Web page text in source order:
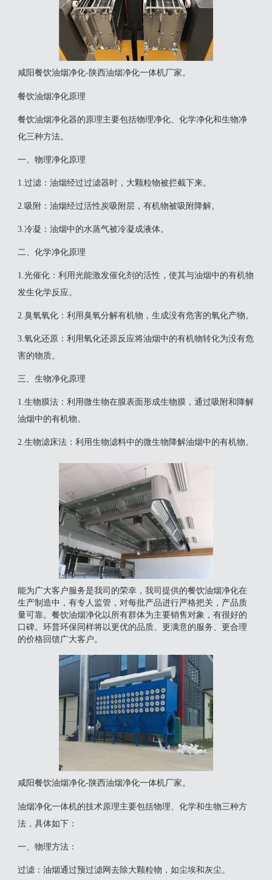
咸阳餐饮油烟净化-陕西油烟净化一体机厂家。
餐饮油烟净化原理
‌餐饮油烟净化器的原理主要包括物理净化、化学净化和生物净
化三种方法。‌
一、物理净化原理
‌1.过滤‌：油烟经过过滤器时，大颗粒物被拦截下来。
‌2.吸附‌：油烟经过活性炭吸附层，有机物被吸附降解。
‌3.冷凝‌：油烟中的水蒸气被冷凝成液体‌。
二、化学净化原理
‌1.光催化‌：利用光能激发催化剂的活性，使其与油烟中的有机物
发生化学反应。
‌2.臭氧氧化‌：利用臭氧分解有机物，生成没有危害的氧化产物。
‌3.氧化还原‌：利用氧化还原反应将油烟中的有机物转化为没有危
害的物质‌。
三、生物净化原理
‌1.生物膜法‌：利用微生物在膜表面形成生物膜，通过吸附和降解
油烟中的有机物。
‌2.生物滤床法‌：利用生物滤料中的微生物降解油烟中的有机物‌。
能为广大客户服务是我司的荣幸，我司提供的餐饮油烟净化在
生产制造中，有专人监管，对每批产品进行严格把关，产品质
量可靠。餐饮油烟净化以所有群体为主要销售对象，有很好的
口碑。环普环保同样将以更优的品质、更满意的服务、更合理
的价格回馈广大客户。
咸阳餐饮油烟净化-陕西油烟净化一体机厂家。
‌油烟净化一体机‌的技术原理主要包括物理、化学和生物三种方
法，具体如下：
一‌、物理方法‌：
‌过滤‌：油烟通过预过滤网去除大颗粒物，如尘埃和灰尘。